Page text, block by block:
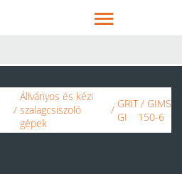
/
Állványos és kézi
szalagcsiszoló
gépek
/ GRIT
GI
/ GIMS
150-6